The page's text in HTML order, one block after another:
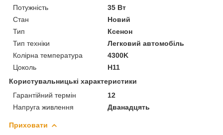
Потужність
35 Вт
Стан
Новий
Тип
Ксенон
Тип техніки
Легковий автомобіль
Колірна температура
4300K
Цоколь
H11
Користувальницькі характеристики
Гарантійний термін
12
Напруга живлення
Дванадцять
Приховати